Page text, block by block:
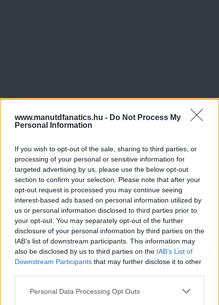
www.manutdfanatics.hu - Do Not Process My
Personal Information
If you wish to opt-out of the sale, sharing to third parties, or
processing of your personal or sensitive information for
targeted advertising by us, please use the below opt-out
section to confirm your selection. Please note that after your
opt-out request is processed you may continue seeing
interest-based ads based on personal information utilized by
us or personal information disclosed to third parties prior to
your opt-out. You may separately opt-out of the further
disclosure of your personal information by third parties on the
IAB’s list of downstream participants. This information may
also be disclosed by us to third parties on the IAB’s List of
Downstream Participants that may further disclose it to other
Please note that this website/app uses one or more Google
Personal Data Processing Opt Outs